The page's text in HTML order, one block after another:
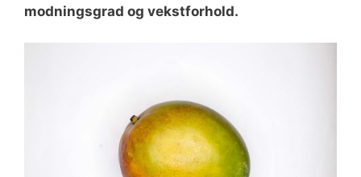
modningsgrad og vekstforhold.